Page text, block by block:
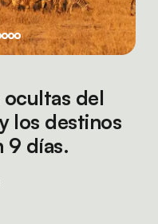
ocultas del
los destinos
9 días.